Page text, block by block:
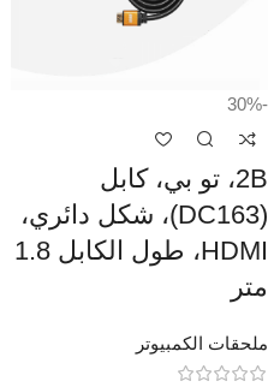
-30%
2B، تو بي، كابل
(DC163)، شكل دائري،
HDMI، طول الكابل 1.8
متر
ملحقات الكمبيوتر